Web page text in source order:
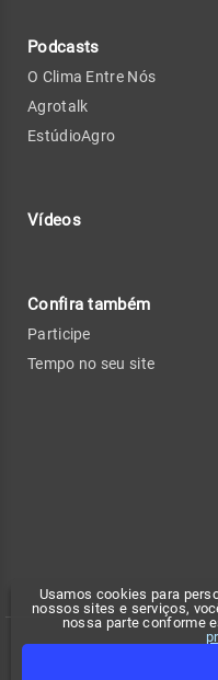
Usamos cookies para
nossos sites e serviços,
nossa parte conforme
Podcasts
O Clima Entre Nós
Agrotalk
EstúdioAgro
Vídeos
Confira também
Participe
Tempo no seu site
Copyright 2026 -